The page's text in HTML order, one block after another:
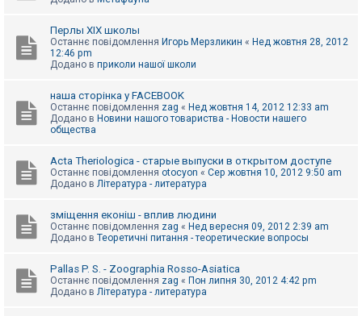
Перлы ХІХ школы
Останнє повідомлення Игорь Мерзликин « Нед жовтня 28, 2012
12:46 pm
Додано в приколи нашої школи
наша сторінка у FACEBOOK
Останнє повідомлення zag « Нед жовтня 14, 2012 12:33 am
Додано в Новини нашого товариства - Новости нашего
общества
Acta Theriologica - старые выпуски в открытом доступе
Останнє повідомлення otocyon « Сер жовтня 10, 2012 9:50 am
Додано в Література - литература
зміщення еконіш - вплив людини
Останнє повідомлення zag « Нед вересня 09, 2012 2:39 am
Додано в Теоретичні питання - теоретические вопросы
Pallas P. S. - Zoographia Rosso-Asiatica
Останнє повідомлення zag « Пон липня 30, 2012 4:42 pm
Додано в Література - литература